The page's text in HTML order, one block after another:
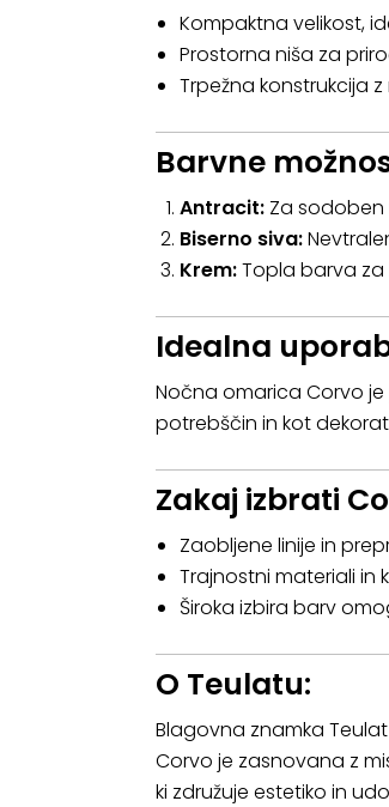
Kompaktna velikost,
Prostorna niša za
Trpežna konstrukcija
Barvne
Antracit: Za sodoben
Biserno siva:
Krem:Topla barva
Idealna
Nočna omarica Corvo je
potrebščin in kot
Zakaj izbrati
Zaobljene linije in
Trajnostni materiali in
Široka izbira barv
O Teulatu:
Blagovna znamka
Corvo je zasnovana z
ki združuje estetiko in